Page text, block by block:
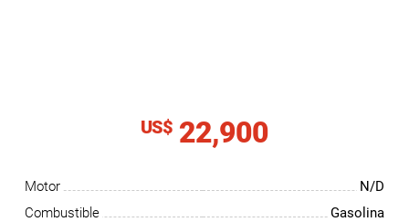
US$ 22,900
Motor
N/D
Combustible
Gasolina